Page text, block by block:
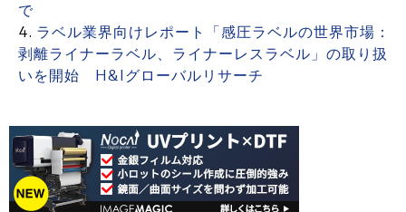
で
ラベル業界向けレポート「感圧ラベルの世界市場：
剥離ライナーラベル、ライナーレスラベル」の取り扱
いを開始 H&Iグローバルリサーチ